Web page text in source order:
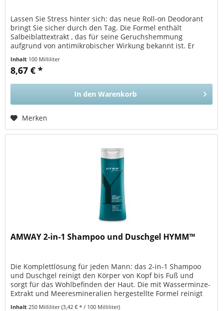
Lassen Sie Stress hinter sich: das neue Roll-on Deodorant
bringt Sie sicher durch den Tag. Die Formel enthält
Salbeiblattextrakt , das für seine Geruchshemmung
aufgrund von antimikrobischer Wirkung bekannt ist. Er
Inhalt 100 Milliliter
8,67 € *
In den Warenkorb
Merken
AMWAY 2-in-1 Shampoo und Duschgel HYMM™
Die Komplettlösung für jeden Mann: das 2-in-1 Shampoo
und Duschgel reinigt den Körper von Kopf bis Fuß und
sorgt für das Wohlbefinden der Haut. Die mit Wasserminze-
Extrakt und Meeresmineralien hergestellte Formel reinigt
Inhalt 250 Milliliter(3,42 € * / 100 Milliliter)